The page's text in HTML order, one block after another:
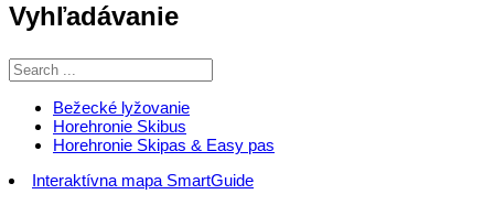
Vyhľadávanie
Bežecké lyžovanie
Horehronie Skibus
Horehronie Skipas & Easy pas
Interaktívna mapa SmartGuide